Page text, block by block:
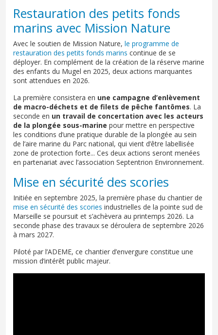
Restauration des petits fonds
marins avec Mission Nature
Avec le soutien de Mission Nature, le programme de
restauration des petits fonds marins continue de se
déployer. En complément de la création de la réserve marine
des enfants du Mugel en 2025, deux actions marquantes
sont attendues en 2026.
La première consistera en une campagne d’enlèvement
de macro-déchets et de filets de pêche fantômes. La
seconde en un travail de concertation avec les acteurs
de la plongée sous-marine pour mettre en perspective
les conditions d’une pratique durable de la plongée au sein
de l’aire marine du Parc national, qui vient d’être labellisée
zone de protection forte... Ces deux actions seront menées
en partenariat avec l’association Septentrion Environnement.
Mise en sécurité des scories
Initiée en septembre 2025, la première phase du chantier de
mise en sécurité des scories industrielles de la pointe sud de
Marseille se poursuit et s’achèvera au printemps 2026. La
seconde phase des travaux se déroulera de septembre 2026
à mars 2027.
Piloté par l’ADEME, ce chantier d’envergure constitue une
mission d’intérêt public majeur.